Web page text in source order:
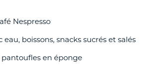
Nespresso
eau, boissons, snacks sucrés et salés
en éponge